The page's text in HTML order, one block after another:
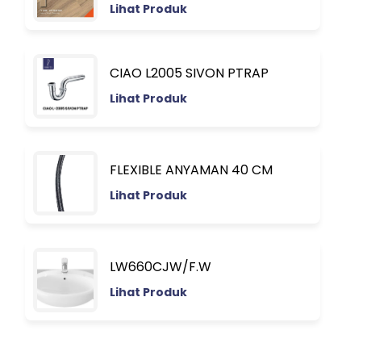
Lihat Produk
CIAO L2005 SIVON PTRAP
Lihat Produk
FLEXIBLE ANYAMAN 40 CM
Lihat Produk
LW660CJW/F.W
Lihat Produk